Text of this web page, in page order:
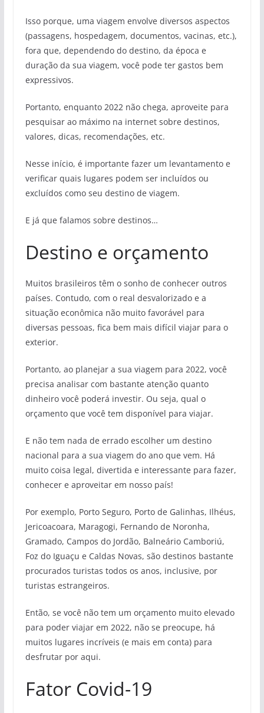
Isso porque, uma viagem envolve diversos aspectos
(passagens, hospedagem, documentos, vacinas, etc.),
fora que, dependendo do destino, da época e
duração da sua viagem, você pode ter gastos bem
expressivos.
Portanto, enquanto 2022 não chega, aproveite para
pesquisar ao máximo na internet sobre destinos,
valores, dicas, recomendações, etc.
Nesse início, é importante fazer um levantamento e
verificar quais lugares podem ser incluídos ou
excluídos como seu destino de viagem.
E já que falamos sobre destinos…
Destino e orçamento
Muitos brasileiros têm o sonho de conhecer outros
países. Contudo, com o real desvalorizado e a
situação econômica não muito favorável para
diversas pessoas, fica bem mais difícil viajar para o
exterior.
Portanto, ao planejar a sua viagem para 2022, você
precisa analisar com bastante atenção quanto
dinheiro você poderá investir. Ou seja, qual o
orçamento que você tem disponível para viajar.
E não tem nada de errado escolher um destino
nacional para a sua viagem do ano que vem. Há
muito coisa legal, divertida e interessante para fazer,
conhecer e aproveitar em nosso país!
Por exemplo, Porto Seguro, Porto de Galinhas, Ilhéus,
Jericoacoara, Maragogi, Fernando de Noronha,
Gramado, Campos do Jordão, Balneário Camboriú,
Foz do Iguaçu e Caldas Novas, são destinos bastante
procurados turistas todos os anos, inclusive, por
turistas estrangeiros.
Então, se você não tem um orçamento muito elevado
para poder viajar em 2022, não se preocupe, há
muitos lugares incríveis (e mais em conta) para
desfrutar por aqui.
Fator Covid-19